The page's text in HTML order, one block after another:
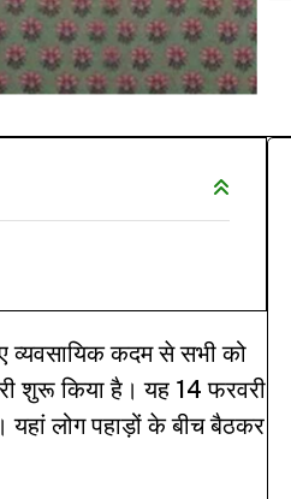
व्यवसायिक कदम से सभी को
शुरू किया है। यह 14 फरवरी
लोग पहाड़ों के बीच बैठकर